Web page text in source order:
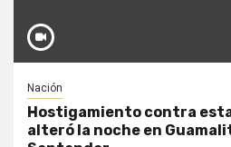
Nación
Hostigamiento contra
alteró la noche en